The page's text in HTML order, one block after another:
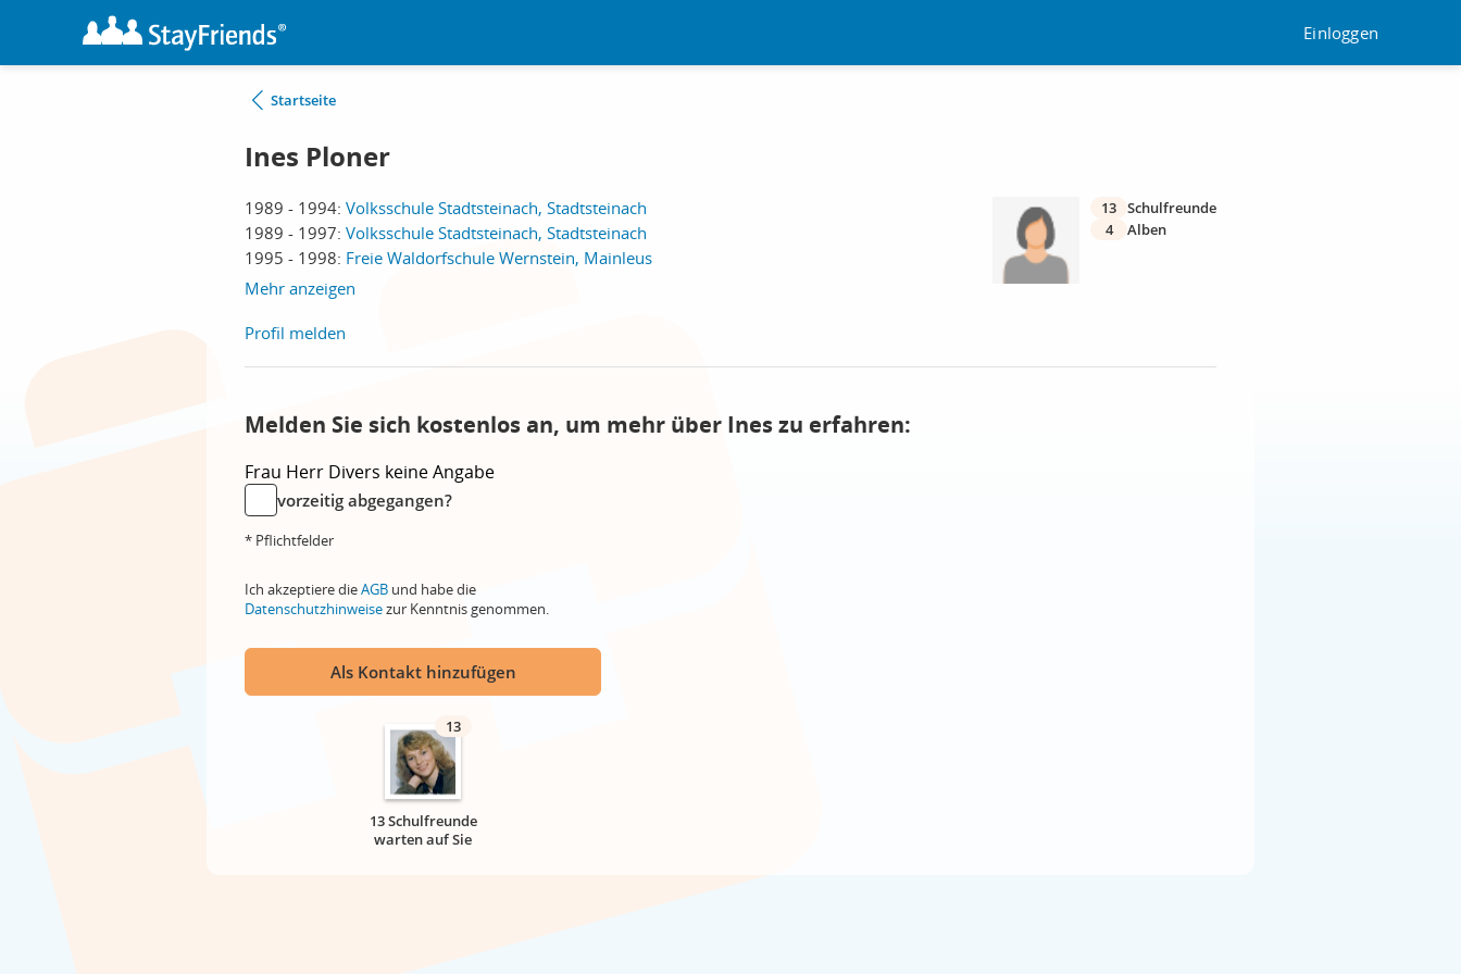
Einloggen
Startseite
Ines Ploner
1989 - 1994: Volksschule Stadtsteinach, Stadtsteinach
1989 - 1997: Volksschule Stadtsteinach, Stadtsteinach
1995 - 1998: Freie Waldorfschule Wernstein, Mainleus
Mehr anzeigen
13 Schulfreunde
4
Alben
Profil melden
Melden Sie sich kostenlos an, um mehr über Ines zu erfahren:
Frau Herr Divers keine Angabe
vorzeitig abgegangen?
* Pflichtfelder
Ich akzeptiere dieAGB und habe die
Datenschutzhinweisezur Kenntnis genommen.
Als Kontakt hinzufügen
13
13 Schulfreunde
warten auf Sie